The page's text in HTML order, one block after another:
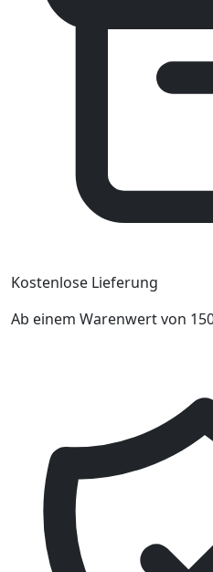
Kostenlose Lieferung
Ab einem Warenwert von